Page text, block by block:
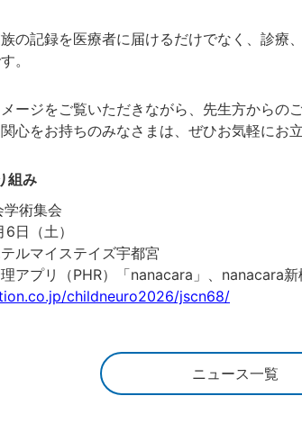
の記録を医療者に届けるだけでなく、診療
。
ージをご覧いただきながら、先生方からの
心をお持ちのみなさまは、ぜひお気軽にお
組み
術集会
日（土）
ルマイステイズ宇都宮
アプリ（PHR）「nanacara」、nanacara
childneuro2026/jscn68/
ニュース一覧